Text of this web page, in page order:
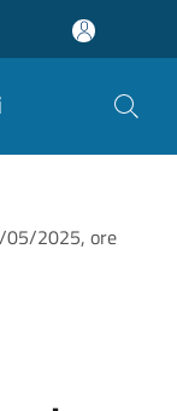
05/2025, ore